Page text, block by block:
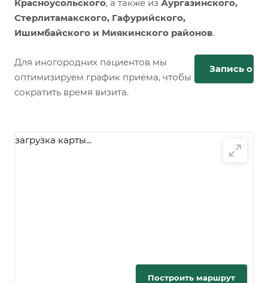
Красноусольского, а также из Аургазинского,
Стерлитамакского, Гафурийского,
Ишимбайского и Миякинского районов.
Для иногородних пациентов мы
оптимизируем график приёма, чтобы
сократить время визита.
Запись
загрузка карты...
Построить маршрут